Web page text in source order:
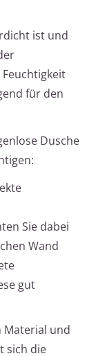
ist und
für den
Dusche
Sie dabei
Wand
gut
Material und
sich die